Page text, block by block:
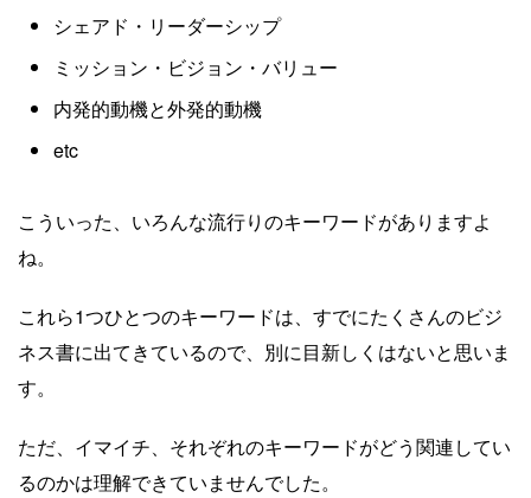
シェアド・リーダーシップ
ミッション・ビジョン・バリュー
内発的動機と外発的動機
etc
こういった、いろんな流行りのキーワードがありますよ
ね。
これら1つひとつのキーワードは、すでにたくさんのビジ
ネス書に出てきているので、別に目新しくはないと思いま
す。
ただ、イマイチ、それぞれのキーワードがどう関連してい
るのかは理解できていませんでした。